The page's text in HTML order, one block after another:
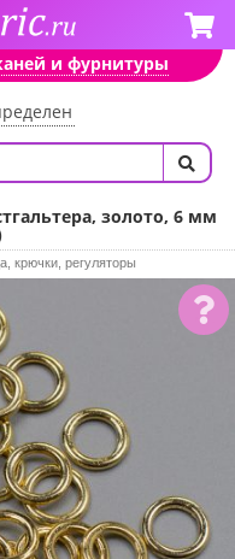
и фурнитуры
золото, 6 мм
крючки, регуляторы